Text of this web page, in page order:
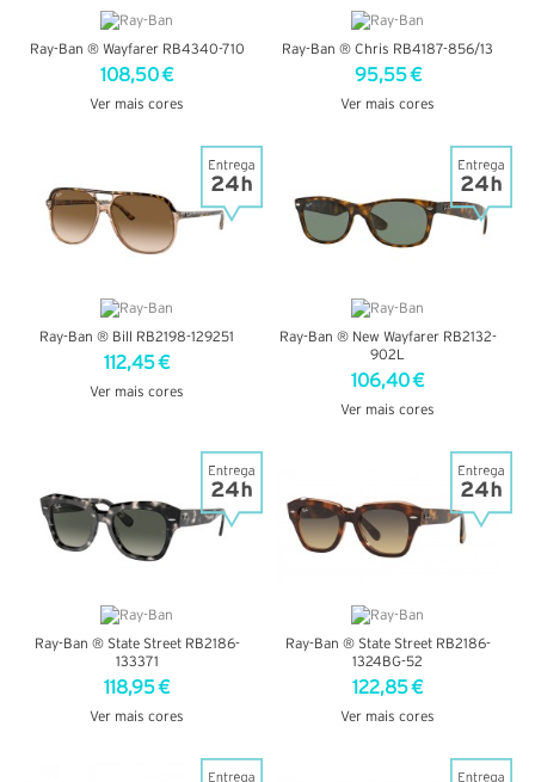
Ray-Ban ® Wayfarer RB4340-710
108,50 €
Ver mais cores
Ray-Ban ® Chris RB4187-856/13
95,55 €
Ver mais cores
Ray-Ban ® Bill RB2198-129251
112,45 €
Ver mais cores
Ray-Ban ® New Wayfarer RB2132-
902L
106,40 €
Ver mais cores
Ray-Ban ® State Street RB2186-
133371
118,95 €
Ver mais cores
Ray-Ban ® State Street RB2186-
1324BG-52
122,85 €
Ver mais cores